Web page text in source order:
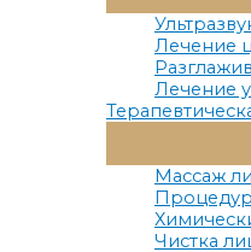
Лечение
Лечение
Массаж
Чистка